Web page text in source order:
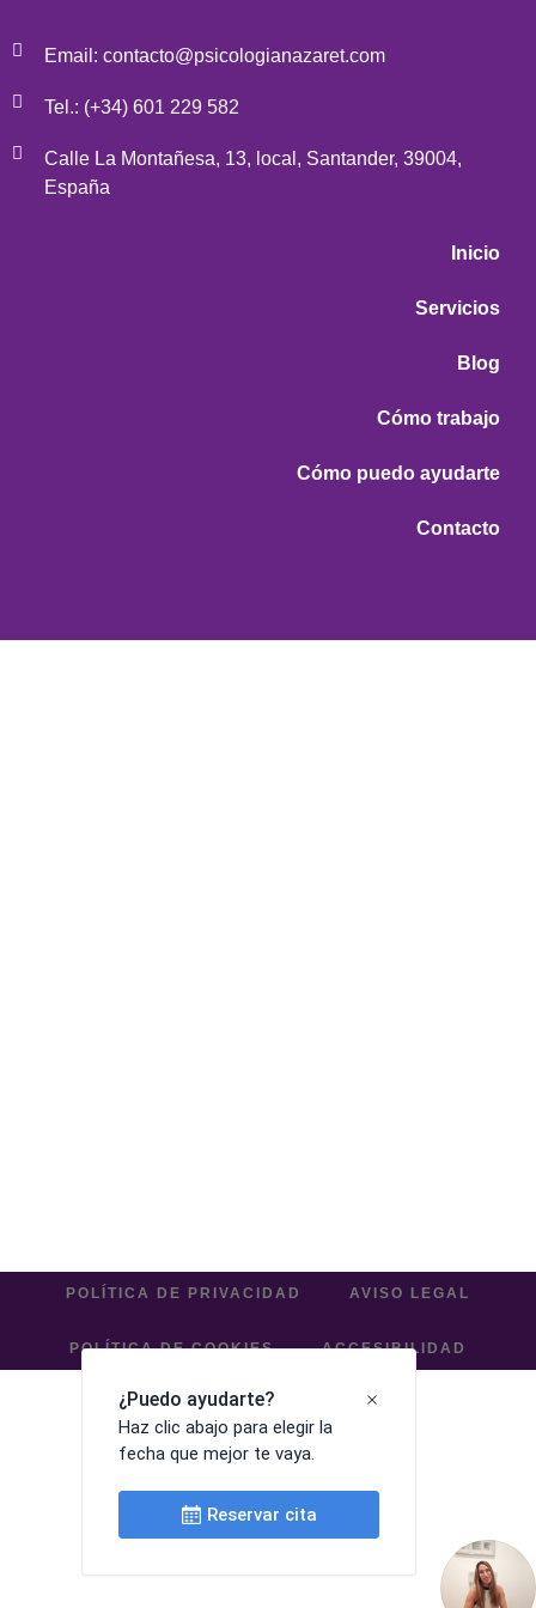
Email: contacto@psicologianazaret.com
Tel.: (+34) 601 229 582
Calle La Montañesa, 13, local, Santander, 39004,
España
Inicio
Servicios
Blog
Cómo trabajo
Cómo puedo ayudarte
Contacto
POLÍTICA DE PRIVACIDAD AVISO LEGAL
POLÍTICA DE COOKIES ACCESIBILIDAD